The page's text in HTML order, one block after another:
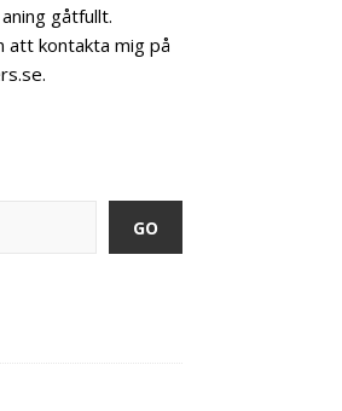
gåtfullt.
att kontakta mig på
GO